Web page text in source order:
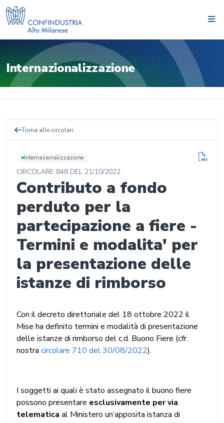
Internazionalizzazione
Torna alle circolari
Internazionalizzazione
CIRCOLARE 848 DEL 21/10/2022
Contributo a fondo
perduto per la
partecipazione a fiere -
Termini e modalita' per
la presentazione delle
istanze di rimborso
Con il decreto direttoriale del 18 ottobre 2022 il
Mise ha definito termini e modalità di presentazione
delle istanze di rimborso del c.d. Buono Fiere (cfr.
nostra circolare 710 del 30/08/2022).
I soggetti ai quali è stato assegnato il buono fiere
possono presentare esclusivamente per via
telematica al Ministero un’apposita istanza di